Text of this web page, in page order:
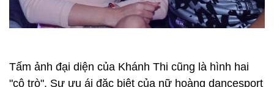
dung Rumba và Jive năm 2009.